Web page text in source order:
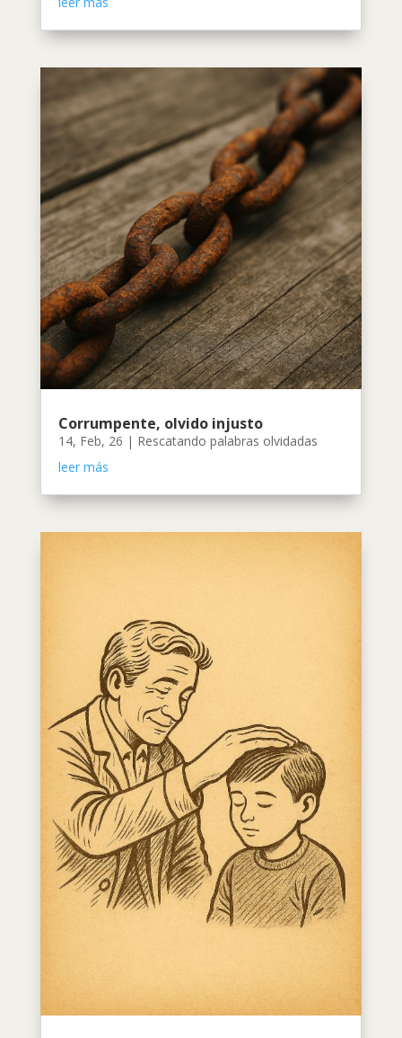
Corrumpente, olvido injusto
14, Feb, 26 | Rescatando palabras olvidadas
leer más